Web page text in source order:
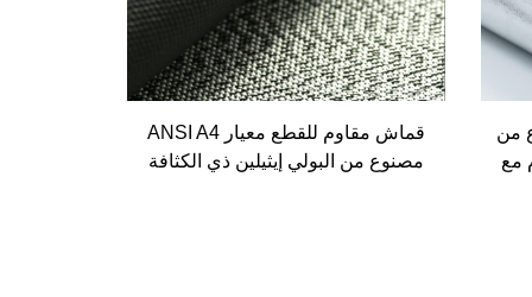
من
مع
قماش مقاوم للقطع معيار ANSI A4
مصنوع من البولي إيثيلين ذي الكثافة